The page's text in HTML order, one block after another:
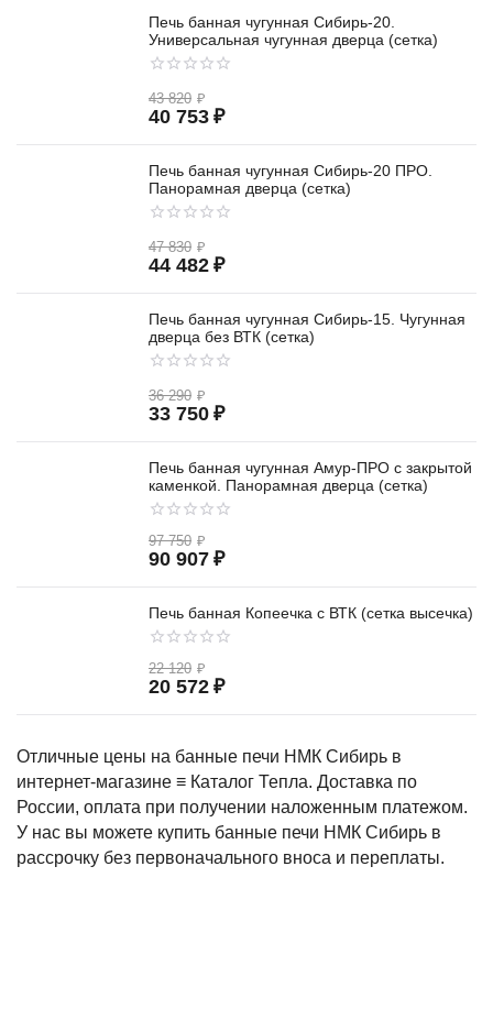
Отличные цены на банные печи НМК Сибирь в
интернет-магазине ≡ Каталог Тепла. Доставка по
России, оплата при получении наложенным платежом.
У нас вы можете купить банные печи НМК Сибирь в
рассрочку без первоначального вноса и переплаты.
Печь банная чугунная Сибирь-20.
Универсальная чугунная дверца (сетка)
43 820 ₽
40 753 ₽
Печь банная чугунная Сибирь-20 ПРО.
Панорамная дверца (сетка)
47 830 ₽
44 482 ₽
Печь банная чугунная Сибирь-15. Чугунная
дверца без ВТК (сетка)
36 290 ₽
33 750 ₽
Печь банная чугунная Амур-ПРО с закрытой
каменкой. Панорамная дверца (сетка)
97 750 ₽
90 907 ₽
Печь банная Копеечка с ВТК (сетка высечка)
22 120 ₽
20 572 ₽